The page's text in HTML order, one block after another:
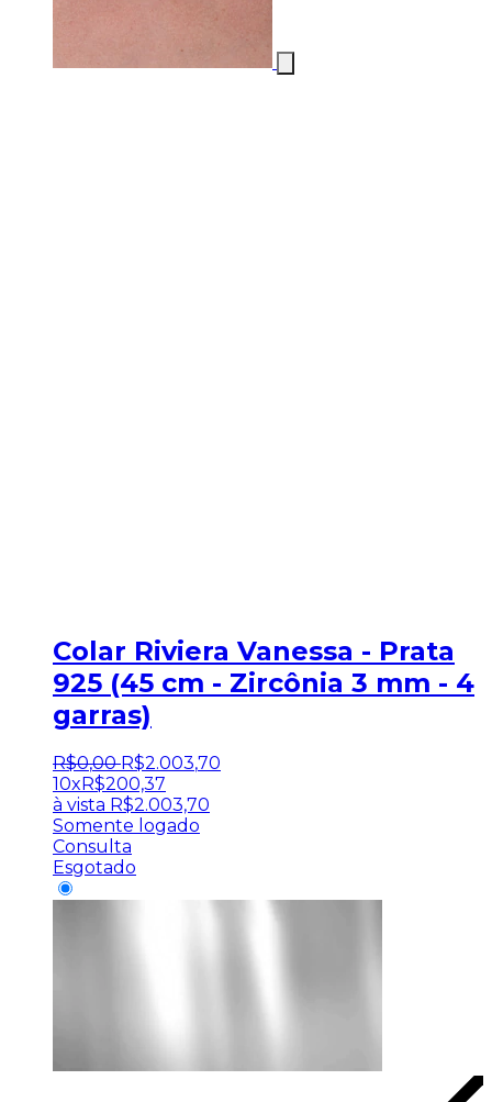
Colar Riviera Vanessa - Prata
925 (45 cm - Zircônia 3 mm - 4
garras)
R$0,00 R$2.003,70
10xR$200,37
à vista R$2.003,70
Somente logado
Consulta
Esgotado